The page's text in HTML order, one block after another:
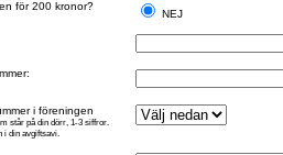
för 200 kronor?
NEJ
i föreningen
står på din dörr, 1-3 siffror.
i din avgiftsavi.